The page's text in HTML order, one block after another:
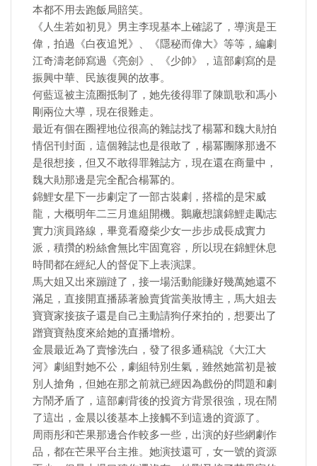
本都不用去跑飯局賠笑。
《人生若如初見》男主李現基本上確認了，導演是王
偉，拍過《白夜追兇》、《隱秘而偉大》等等，編劇
江奇濤老師寫過《亮劍》、《少帥》，這部劇寫的是
振興中華、民族復興的故事。
何藍逗被主流圈抵制了，她先後得罪了陳凱歌和馮小
剛兩位大導，現在很難走。
最近有個在圈裡地位很高的雜誌找了楊冪和魏大勛拍
情侶刊封面，這個雜誌也是很敢了，楊冪團隊那邊不
是很想接，但又不敢得罪雜誌方，現在還在商量中，
魏大勛那邊是完全配合楊冪的。
錦鯉女星下一步劇定了一部古裝劇，搭檔的是宋威
龍，大概明年二三月進組開機。鵝廠想讓錦鯉走勵志
實力演員路線，畢竟看廢柴少女一步步成長成實力
派，積攢的粉絲會無比牢固寬容，所以現在錦鯉休息
時間都在經紀人的督促下上表演課。
馬大姐又出來蹦躂了，接一場活動能賺好幾萬她還不
滿足，直接開直播舔著臉賣貨當美妝博主，馬大姐去
寶寶家接孩子還是自己主動請狗仔來拍的，想要出了
蹭寶寶熱度來給她的直播增粉。
金晨最近為了賣慘洗白，發了很多通稿說《大江大
河》劇組對她不公，劇組特別生氣，雖然她當初是被
別人搶角，但她在那之前就已經因為戲份的問題和劇
方鬧矛盾了，這部劇背後的投資方背景很強，現在鬧
了這出，金晨以後基本上接觸不到這邊的資源了。
周雨彤和芒果那邊合作較多一些，出演的好些網劇作
品，都在芒果平台主推。她演技還可，女一號的資源